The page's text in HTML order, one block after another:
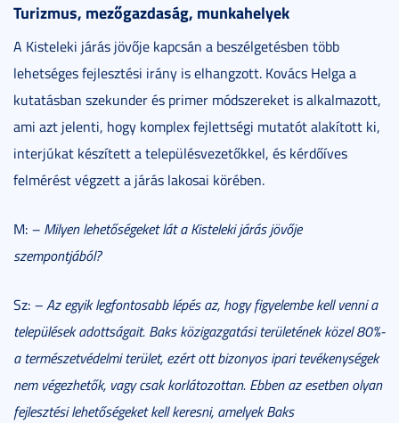
Turizmus, mezőgazdaság, munkahelyek
A Kisteleki járás jövője kapcsán a beszélgetésben több
lehetséges fejlesztési irány is elhangzott. Kovács Helga a
kutatásban szekunder és primer módszereket is alkalmazott,
ami azt jelenti, hogy komplex fejlettségi mutatót alakított ki,
interjúkat készített a településvezetőkkel, és kérdőíves
felmérést végzett a járás lakosai körében.
M: – Milyen lehetőségeket lát a Kisteleki járás jövője
szempontjából?
Sz: – Az egyik legfontosabb lépés az, hogy figyelembe kell venni a
települések adottságait. Baks közigazgatási területének közel 80%-
a természetvédelmi terület, ezért ott bizonyos ipari tevékenységek
nem végezhetők, vagy csak korlátozottan. Ebben az esetben olyan
fejlesztési lehetőségeket kell keresni, amelyek Baks